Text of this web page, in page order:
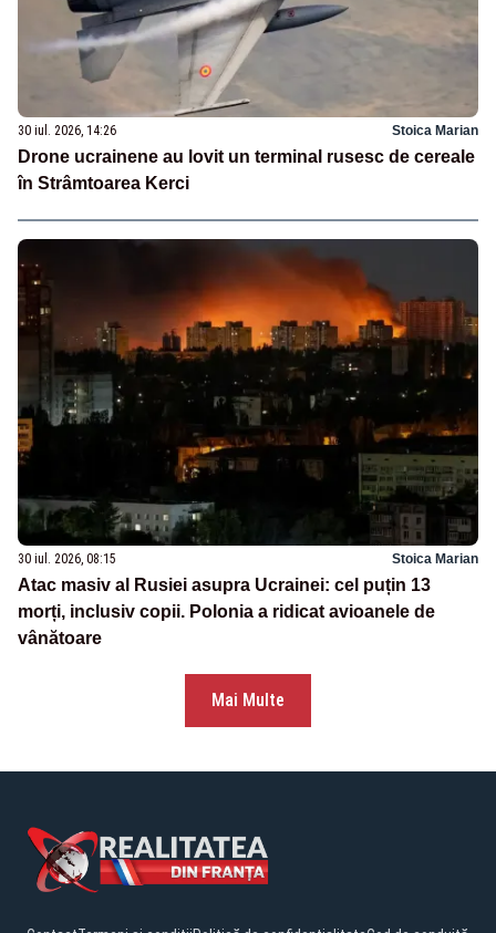
30 iul. 2026, 14:26 Stoica Marian
Drone ucrainene au lovit un terminal rusesc de cereale
în Strâmtoarea Kerci
30 iul. 2026, 08:15 Stoica Marian
Atac masiv al Rusiei asupra Ucrainei: cel puțin 13
morți, inclusiv copii. Polonia a ridicat avioanele de
vânătoare
Mai Multe